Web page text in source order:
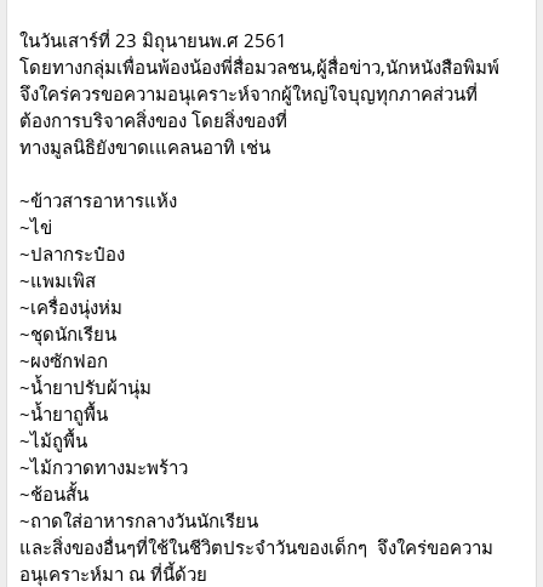
ในวันเสาร์ที่ 23 มิถุนายนพ.ศ 2561
โดยทางกลุ่มเพื่อนพ้องน้องพี่สื่อมวลชน,ผู้สื่อข่าว,นักหนังสือพิมพ์
จึงใคร่ควรขอความอนุเคราะห์จากผู้ใหญ่ใจบุญทุกภาคส่วนที่
ต้องการบริจาคสิ่งของ โดยสิ่งของที่
ทางมูลนิธิยังขาดเแคลนอาทิ เช่น
~ข้าวสารอาหารแห้ง
~ไข่
~ปลากระป๋อง
~แพมเพิส
~เครื่องนุ่งห่ม
~ชุดนักเรียน
~ผงซักฟอก
~น้ำยาปรับผ้านุ่ม
~น้ำยาถูพื้น
~ไม้ถูพื้น
~ไม้กวาดทางมะพร้าว
~ช้อนสั้น
~ถาดใส่อาหารกลางวันนักเรียน
และสิ่งของอื่นๆที่ใช้ในชีวิตประจำวันของเด็กๆ จึงใคร่ขอความ
อนุเคราะห์มา ณ ที่นี้ด้วย